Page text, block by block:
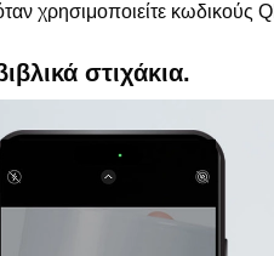
χρησιμοποιείτε κωδικούς
στιχάκια.